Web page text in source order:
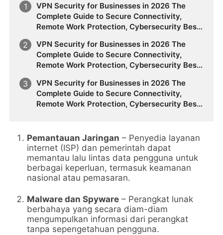
VPN Security for Businesses in 2026 The
Complete Guide to Secure Connectivity,
Remote Work Protection, Cybersecurity Best
Protection, and Building a Future-Ready VPN
Strategy
VPN Security for Businesses in 2026 The
Complete Guide to Secure Connectivity,
Remote Work Protection, Cybersecurity Best
Protection, and Building a Future-Ready VPN
Strategy
VPN Security for Businesses in 2026 The
Complete Guide to Secure Connectivity,
Remote Work Protection, Cybersecurity Best
Strategy
Pemantauan Jaringan – Penyedia layanan
internet (ISP) dan pemerintah dapat
memantau lalu lintas data pengguna untuk
berbagai keperluan, termasuk keamanan
nasional atau pemasaran.
Malware dan Spyware – Perangkat lunak
berbahaya yang secara diam-diam
mengumpulkan informasi dari perangkat
tanpa sepengetahuan pengguna.